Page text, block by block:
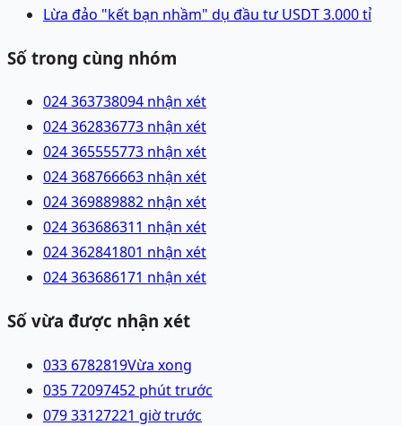
Lừa đảo "kết bạn nhầm" dụ đầu tư USDT 3.000 tỉ
Số trong cùng nhóm
024 363738094 nhận xét
024 362836773 nhận xét
024 365555773 nhận xét
024 368766663 nhận xét
024 369889882 nhận xét
024 363686311 nhận xét
024 362841801 nhận xét
024 363686171 nhận xét
Số vừa được nhận xét
033 6782819Vừa xong
035 72097452 phút trước
079 33127221 giờ trước